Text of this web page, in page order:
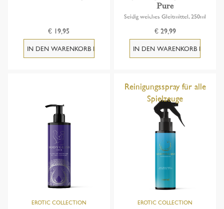
€ 19,95
Pure
Seidig weiches Gleitmittel, 250ml
€ 29,99
Reinigungsspray für alle
Spielzeuge